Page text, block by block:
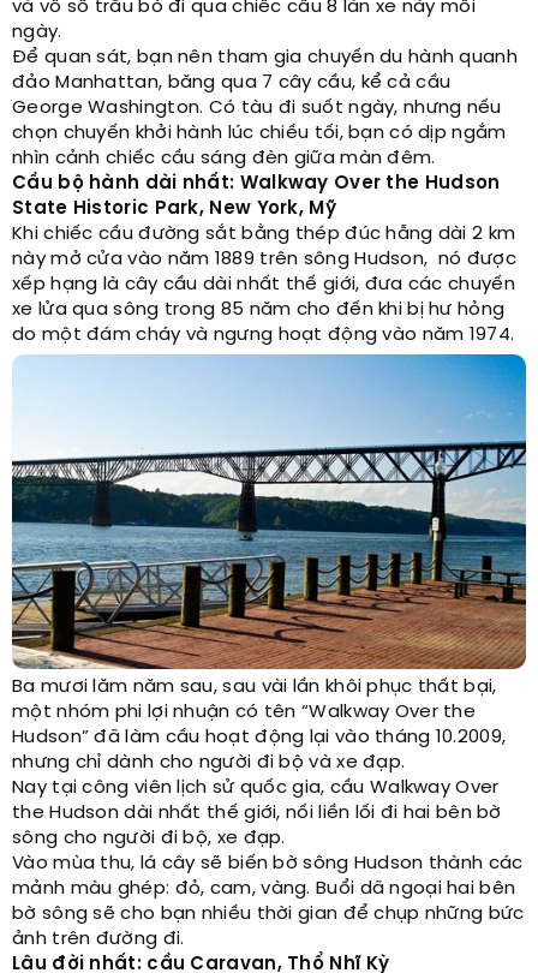
và vô số trâu bò đi qua chiếc cầu 8 làn xe này mỗi
ngày.
Để quan sát, bạn nên tham gia chuyến du hành quanh
đảo Manhattan, băng qua 7 cây cầu, kể cả cầu
George Washington. Có tàu đi suốt ngày, nhưng nếu
chọn chuyến khởi hành lúc chiều tối, bạn có dịp ngắm
nhìn cảnh chiếc cầu sáng đèn giữa màn đêm.
Cầu bộ hành dài nhất: Walkway Over the Hudson
State Historic Park, New York, Mỹ
Khi chiếc cầu đường sắt bằng thép đúc hẫng dài 2 km
này mở cửa vào năm 1889 trên sông Hudson, nó được
xếp hạng là cây cầu dài nhất thế giới, đưa các chuyến
xe lửa qua sông trong 85 năm cho đến khi bị hư hỏng
do một đám cháy và ngưng hoạt động vào năm 1974.
Ba mươi lăm năm sau, sau vài lần khôi phục thất bại,
một nhóm phi lợi nhuận có tên “Walkway Over the
Hudson” đã làm cầu hoạt động lại vào tháng 10.2009,
nhưng chỉ dành cho người đi bộ và xe đạp.
Nay tại công viên lịch sử quốc gia, cầu Walkway Over
the Hudson dài nhất thế giới, nối liền lối đi hai bên bờ
sông cho người đi bộ, xe đạp.
Vào mùa thu, lá cây sẽ biến bờ sông Hudson thành các
mảnh màu ghép: đỏ, cam, vàng. Buổi dã ngoại hai bên
bờ sông sẽ cho bạn nhiều thời gian để chụp những bức
ảnh trên đường đi.
Lâu đời nhất: cầu Caravan, Thổ Nhĩ Kỳ